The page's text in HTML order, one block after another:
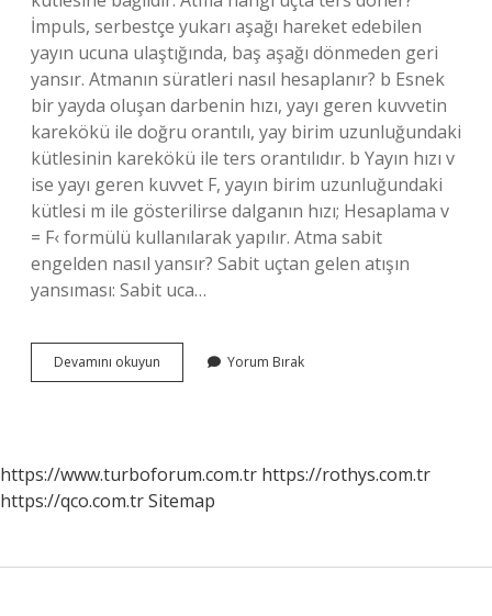
İmpuls, serbestçe yukarı aşağı hareket edebilen
yayın ucuna ulaştığında, baş aşağı dönmeden geri
yansır. Atmanın süratleri nasıl hesaplanır? b Esnek
bir yayda oluşan darbenin hızı, yayı geren kuvvetin
karekökü ile doğru orantılı, yay birim uzunluğundaki
kütlesinin karekökü ile ters orantılıdır. b Yayın hızı v
ise yayı geren kuvvet F, yayın birim uzunluğundaki
kütlesi m ile gösterilirse dalganın hızı; Hesaplama v
= F‹ formülü kullanılarak yapılır. Atma sabit
engelden nasıl yansır? Sabit uçtan gelen atışın
yansıması: Sabit uca…
Devamını okuyun
Ne
Yorum Bırak
https://www.turboforum.com.tr https://rothys.com.tr
https://qco.com.trSitemap